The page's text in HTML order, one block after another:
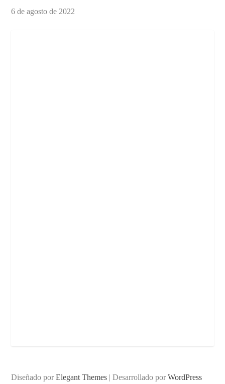
6 de agosto de 2022
Diseñado porElegant Themes | Desarrollado porWordPress